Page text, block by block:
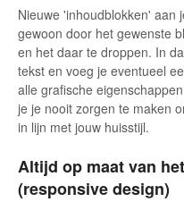
Nieuwe 'inhoudblokken' aan
gewoon door het gewenste
en het daar te droppen. In
tekst en voeg je eventueel
alle grafische
je je nooit zorgen te maken
in lijn met jouw huisstijl.
Altijd op maat van
(responsive design)